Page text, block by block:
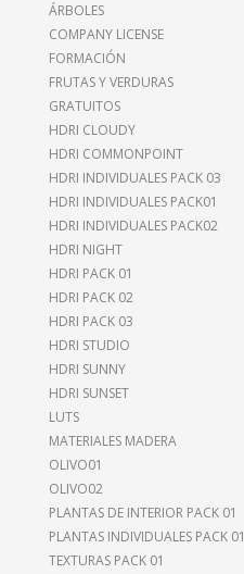
ÁRBOLES
COMPANY LICENSE
FORMACIÓN
FRUTAS Y VERDURAS
GRATUITOS
HDRI CLOUDY
HDRI COMMONPOINT
HDRI INDIVIDUALES PACK 03
HDRI INDIVIDUALES PACK01
HDRI INDIVIDUALES PACK02
HDRI NIGHT
HDRI PACK 01
HDRI PACK 02
HDRI PACK 03
HDRI STUDIO
HDRI SUNNY
HDRI SUNSET
LUTS
MATERIALES MADERA
OLIVO01
OLIVO02
PLANTAS DE INTERIOR PACK 01
PLANTAS INDIVIDUALES PACK 01
TEXTURAS PACK 01